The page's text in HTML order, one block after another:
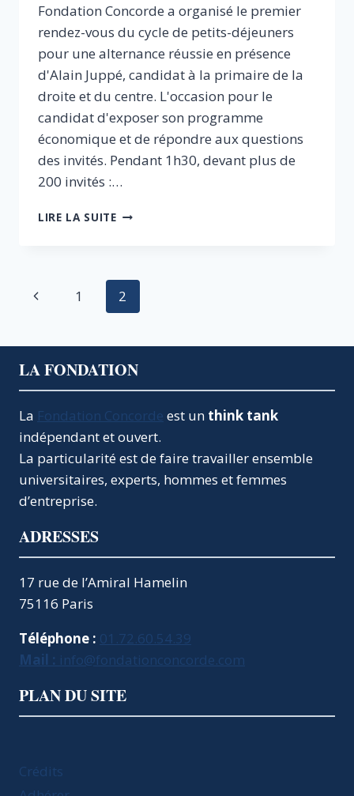
Fondation Concorde a organisé le premier
rendez-vous du cycle de petits-déjeuners
pour une alternance réussie en présence
d'Alain Juppé, candidat à la primaire de la
droite et du centre. L'occasion pour le
candidat d'exposer son programme
économique et de répondre aux questions
des invités. Pendant 1h30, devant plus de
200 invités :…
LIRE LA SUITEPETIT-
D’ALAIN
JUPPÉ
Navigation
page
Page
1 2
LA FONDATION
La Fondation Concorde est un think tank
indépendant et ouvert.
La particularité est de faire travailler ensemble
universitaires, experts, hommes et femmes
d’entreprise.
ADRESSES
17 rue de l’Amiral Hamelin
75116 Paris
Téléphone : 01.72.60.54.39
Mail : info@fondationconcorde.com
PLAN DU SITE
Crédits